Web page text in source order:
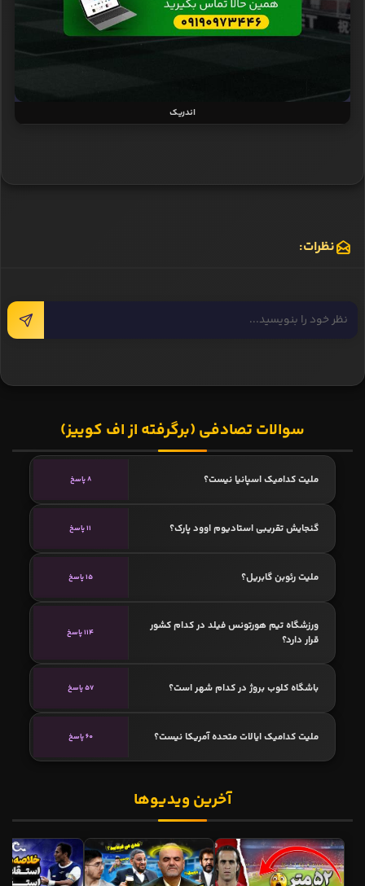
اندریک
نظرات:
سوالات تصادفی (برگرفته از اف کوییز)
ملیت کدامیک اسپانیا نیست؟ 8 پاسخ
گنجایش تقریبی استادیوم اوود پارک؟ 11 پاسخ
ملیت رئوبن گابریل؟ 15 پاسخ
ورزشگاه تیم هورتونس فیلد در کدام کشور
قرار دارد؟
114 پاسخ
باشگاه کلوب بروژ در کدام شهر است؟ 57 پاسخ
ملیت کدامیک ایالات متحده آمریکا نیست؟ 60 پاسخ
آخرین ویدیوها